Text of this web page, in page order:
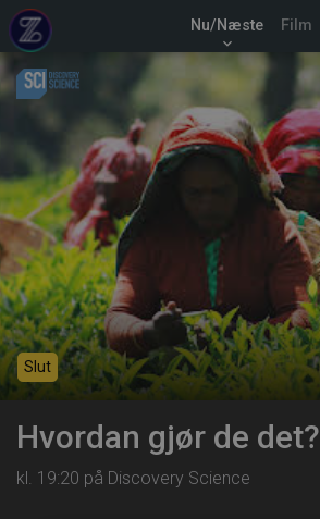
Nu/Næste
keyboard_arrow_down
Film
Slut
Hvordan gjør de det?
kl. 19:20 på Discovery Science